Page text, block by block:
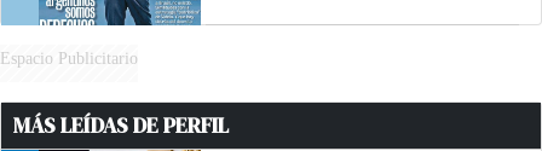
Espacio Publicitario
MÁS LEÍDAS DE PERFIL